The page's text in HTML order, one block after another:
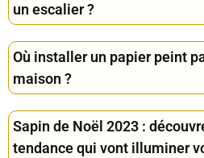
un escalier ?
Où installer un papier peint
maison ?
Sapin de Noël 2023 :
tendance qui vont illuminer